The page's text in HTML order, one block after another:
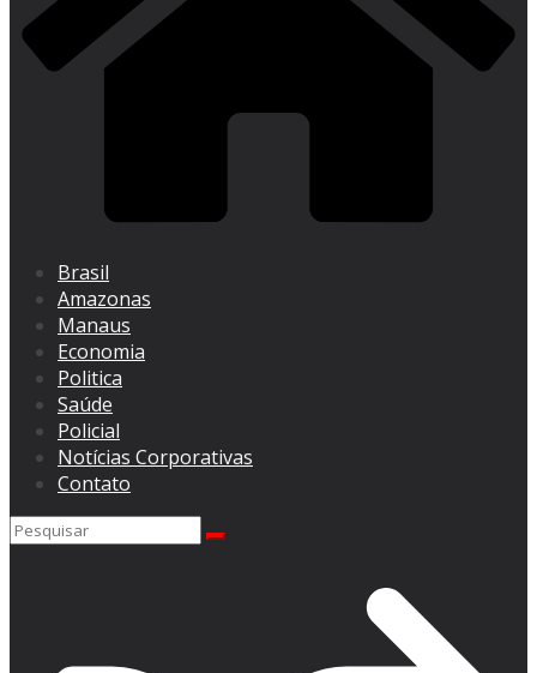
Brasil
Amazonas
Manaus
Economia
Politica
Saúde
Policial
Notícias Corporativas
Contato